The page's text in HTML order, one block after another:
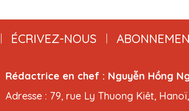
ÉCRIVEZ-NOUS
Rédactrice en chef : Nguyễn Hồng
Adresse : 79, rue Ly Thuong Kiêt,